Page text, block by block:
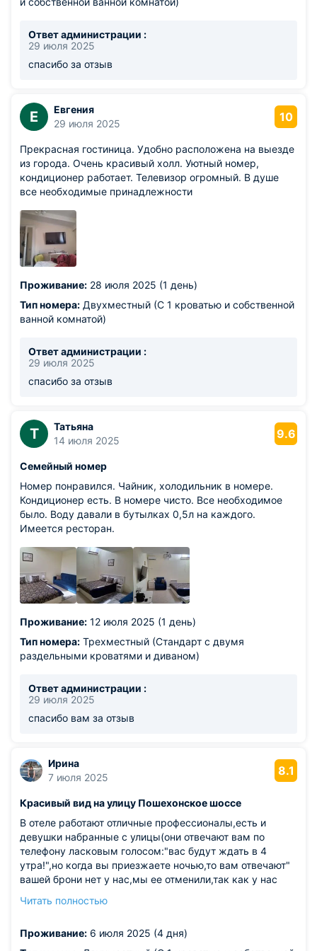
Ответ администрации :
29 июля 2025
спасибо за отзыв
Е
Евгения
29 июля 2025
10
Прекрасная гостиница. Удобно расположена на выезде
из города. Очень красивый холл. Уютный номер,
кондиционер работает. Телевизор огромный. В душе
все необходимые принадлежности
Проживание: 28 июля 2025 (1 день)
Тип номера: Двухместный (С 1 кроватью и собственной
ванной комнатой)
Ответ администрации :
29 июля 2025
спасибо за отзыв
Т
Татьяна
14 июля 2025
9.6
Семейный номер
Номер понравился. Чайник, холодильник в номере.
Кондиционер есть. В номере чисто. Все необходимое
было. Воду давали в бутылках 0,5л на каждого.
Имеется ресторан.
Проживание: 12 июля 2025 (1 день)
Тип номера: Трехместный (Стандарт с двумя
раздельными кроватями и диваном)
Ответ администрации :
29 июля 2025
спасибо вам за отзыв
Ирина
7 июля 2025
8.1
Красивый вид на улицу Пошехонское шоссе
В отеле работают отличные профессионалы,есть и
девушки набранные с улицы(они отвечают вам по
телефону ласковым голосом:"вас будут ждать в 4
утра!",но когда вы приезжаете ночью,то вам отвечают"
вашей брони нет у нас,мы ее отменили,так как у нас
дверь и вы идете под дождем на вокзал,так как вам
10.07,когда вы приходите в 12часов вам говорят,ваша
Читать полностью
Проживание: 6 июля 2025 (4 дня)